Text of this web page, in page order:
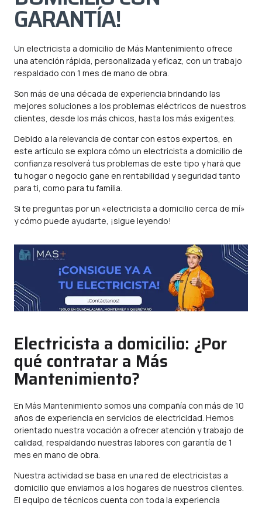
GARANTÍA!
Un electricista a domicilio de Más Mantenimiento ofrece
una atención rápida, personalizada y eficaz, con un trabajo
respaldado con 1 mes de mano de obra.
Son más de una década de experiencia brindando las
mejores soluciones a los problemas eléctricos de nuestros
clientes, desde los más chicos, hasta los más exigentes.
Debido a la relevancia de contar con estos expertos, en
este artículo se explora cómo un electricista a domicilio de
confianza resolverá tus problemas de este tipo y hará que
tu hogar o negocio gane en rentabilidad y seguridad tanto
para ti, como para tu familia.
Si te preguntas por un «electricista a domicilio cerca de mí»
y cómo puede ayudarte, ¡sigue leyendo!
Electricista a domicilio: ¿Por
qué contratar a Más
Mantenimiento?
En Más Mantenimiento somos una compañía con más de 10
años de experiencia en servicios de electricidad. Hemos
orientado nuestra vocación a ofrecer atención y trabajo de
calidad, respaldando nuestras labores con garantía de 1
mes en mano de obra.
Nuestra actividad se basa en una red de electricistas a
domicilio que enviamos a los hogares de nuestros clientes.
El equipo de técnicos cuenta con toda la experiencia